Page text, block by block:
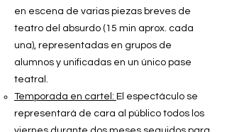
en escena de varias piezas breves de
teatro del absurdo (15 min aprox. cada
una), representadas en grupos de
alumnos y unificadas en un único pase
teatral.
Temporada en cartel: El espectáculo se
representará de cara al público todos los